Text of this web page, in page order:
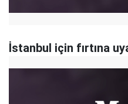
İstanbul için fırtına